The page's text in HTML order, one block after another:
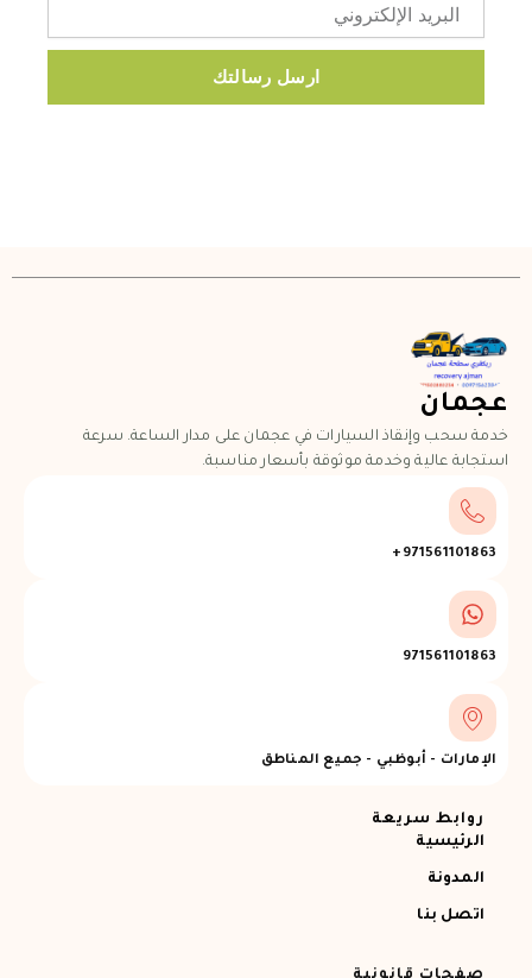
ارسل رسالتك
عجمان
خدمة سحب وإنقاذ السيارات في عجمان على مدار الساعة. سرعة
استجابة عالية وخدمة موثوقة بأسعار مناسبة.
971561101863+
971561101863
الإمارات - أبوظبي - جميع المناطق
روابط سريعة
الرئيسية
المدونة
اتصل بنا